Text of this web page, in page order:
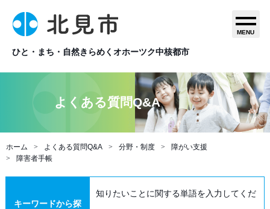
ひと・まち・自然きらめくオホーツク中核都市
MENU
よくある質問Q&A
ホーム よくある質問Q&A 分野・制度
障がい支援
障害者手帳
キーワードから探
知りたいことに関する単語を入力してくだ